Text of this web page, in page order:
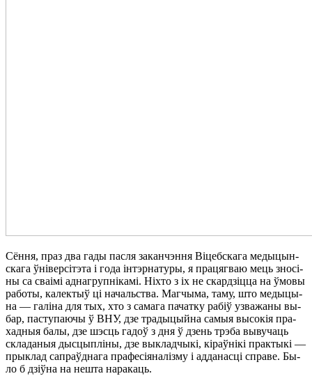
Сён­ня, праз два га­ды пас­ля за­кан­чэн­ня Ві­цеб­ска­га ме­ды­цын­
ска­га ўні­вер­сі­тэ­та і го­да ін­тэр­на­ту­ры, я пра­цяг­ваю мець зно­сі­
ны са сва­і­мі ад­на­груп­ні­ка­мі. Ні­хто з іх не скар­дзіц­ца на ўмо­вы
ра­бо­ты, ка­лек­тыў ці на­чаль­ства. Маг­чы­ма, та­му, што ме­ды­цы­
на — га­лі­на для тых, хто з са­ма­га па­чат­ку ра­біў уз­ва­жа­ны вы­
бар, па­сту­па­ю­чы ў ВНУ, дзе тра­ды­цый­на са­мыя вы­со­кія пра­
хад­ныя ба­лы, дзе шэсць га­доў з дня ў дзень трэ­ба вы­ву­чаць
скла­да­ныя дыс­цып­лі­ны, дзе вы­клад­чы­кі, кі­раў­ні­кі прак­ты­кі —
прык­лад са­праўд­на­га пра­фе­сі­я­на­ліз­му і ад­да­на­сці спра­ве. Бы­
ло б дзіў­на на неш­та на­ра­каць.